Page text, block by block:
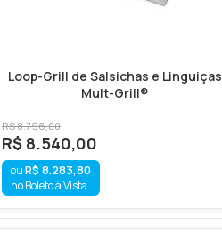
Loop-Grill de Salsichas e Linguiças
Mult-Grill®
R$8.796,00
R$8.540,00
R$ 8.283,80
no Boleto à Vista